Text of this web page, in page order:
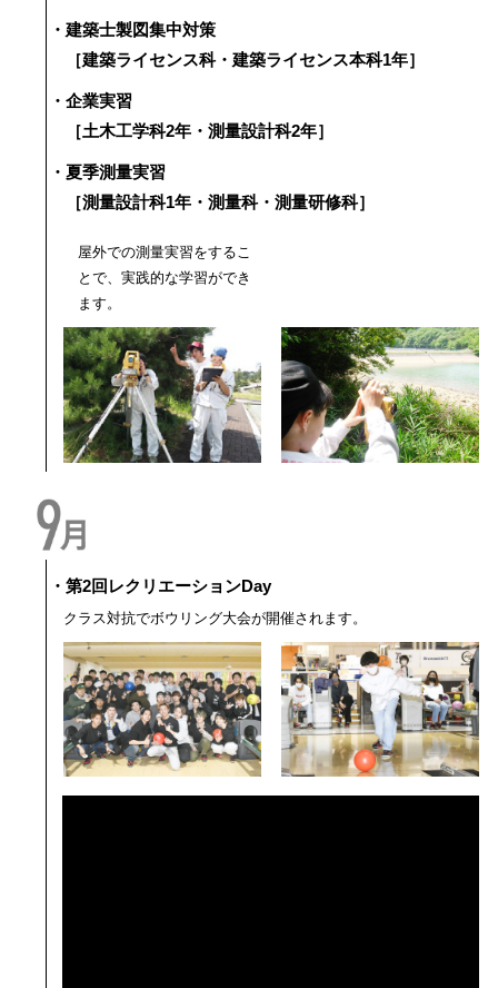
・建築士製図集中対策
［建築ライセンス科・建築ライセンス本科1年］
・企業実習
［土木工学科2年・測量設計科2年］
・夏季測量実習
［測量設計科1年・測量科・測量研修科］
屋外での測量実習をするこ
とで、実践的な学習ができ
ます。
・第2回レクリエーションDay
クラス対抗でボウリング大会が開催されます。